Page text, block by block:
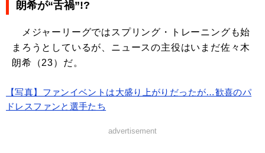
朗希が“舌禍”!?
メジャーリーグではスプリング・トレーニングも始
まろうとしているが、ニュースの主役はいまだ佐々木
朗希（23）だ。
【写真】ファンイベントは大盛り上がりだったが…歓喜のパ
ドレスファンと選手たち
advertisement